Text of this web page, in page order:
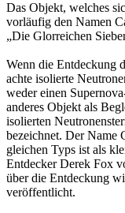
Das Objekt, welches
vorläufig den Namen
„Die Glorreichen
Wenn die Entdeckung
achte isolierte
weder einen
anderes Objekt als
isolierten
bezeichnet. Der Name
gleichen Typs ist als
Entdecker Derek Fox
über die Entdeckung
veröffentlicht.